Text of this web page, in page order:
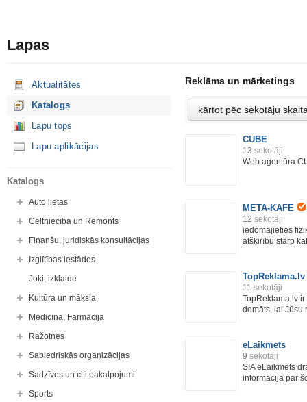
Lapas
Aktualitātes
Katalogs
Lapu tops
Lapu aplikācijas
Katalogs
Auto lietas
Celtniecība un Remonts
Finanšu, juridiskās konsultācijas
Izglītības iestādes
Joki, izklaide
Kultūra un māksla
Medicīna, Farmācija
Ražotnes
Sabiedriskās organizācijas
Sadzīves un citi pakalpojumi
Sports
Reklāma un mārketings
CUBE
13 sekotāji
Web aģentūra
META-KAFE
12 sekotāji
iedomājieties
atšķirību starp
TopReklama.lv
11 sekotāji
TopReklama.lv
domāts, lai Jūsu
eLaikmets
9 sekotāji
SIA eLaikmets
informācija par